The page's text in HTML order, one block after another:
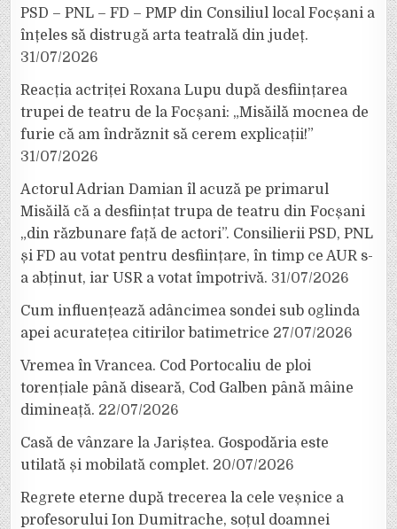
PSD – PNL – FD – PMP din Consiliul local Focșani a
înțeles să distrugă arta teatrală din județ.
31/07/2026
Reacția actriței Roxana Lupu după desființarea
trupei de teatru de la Focșani: „Misăilă mocnea de
furie că am îndrăznit să cerem explicații!”
31/07/2026
Actorul Adrian Damian îl acuză pe primarul
Misăilă că a desființat trupa de teatru din Focșani
„din răzbunare față de actori”. Consilierii PSD, PNL
și FD au votat pentru desființare, în timp ce AUR s-
a abținut, iar USR a votat împotrivă. 31/07/2026
Cum influențează adâncimea sondei sub oglinda
apei acuratețea citirilor batimetrice 27/07/2026
Vremea în Vrancea. Cod Portocaliu de ploi
torențiale până diseară, Cod Galben până mâine
dimineață. 22/07/2026
Casă de vânzare la Jariștea. Gospodăria este
utilată și mobilată complet. 20/07/2026
Regrete eterne după trecerea la cele veșnice a
profesorului Ion Dumitrache, soțul doamnei